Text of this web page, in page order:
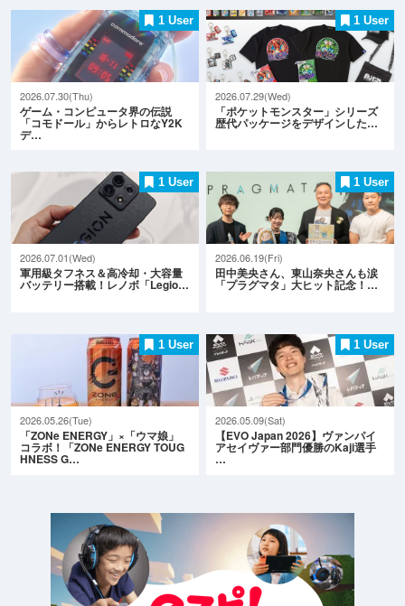
1 User
2026.07.30(Thu)
ゲーム・コンピュータ界の伝説
「コモドール」からレトロなY2K
デ…
1 User
2026.07.29(Wed)
「ポケットモンスター」シリーズ
歴代パッケージをデザインした…
1 User
2026.07.01(Wed)
軍用級タフネス＆高冷却・大容量
バッテリー搭載！レノボ「Legio…
1 User
2026.06.19(Fri)
田中美央さん、東山奈央さんも涙
「プラグマタ」大ヒット記念！…
1 User
2026.05.26(Tue)
「ZONe ENERGY」×「ウマ娘」
コラボ！「ZONe ENERGY TOUG
HNESS G…
1 User
2026.05.09(Sat)
【EVO Japan 2026】ヴァンパイ
アセイヴァー部門優勝のKaji選手
…